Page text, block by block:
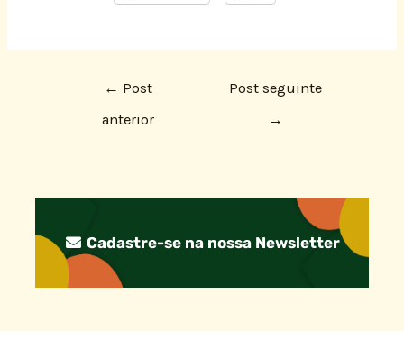
← Post
anterior
Post seguinte
→
Cadastre-se na nossa Newsletter